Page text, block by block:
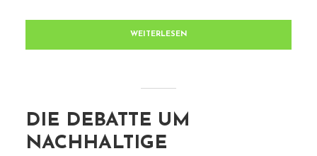
WEITERLESEN
DIE DEBATTE UM
NACHHALTIGE